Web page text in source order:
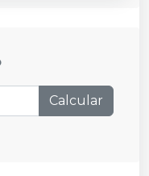
Calcular